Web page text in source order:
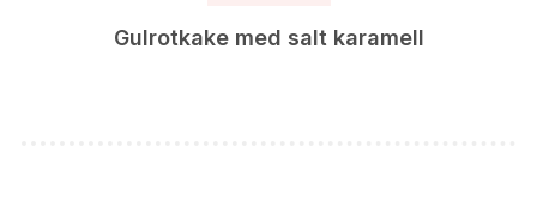
Gulrotkake med salt karamell